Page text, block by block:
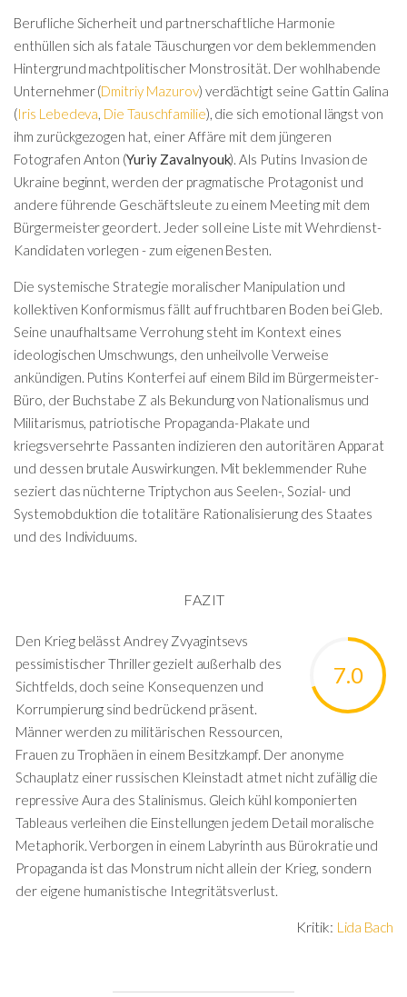
Berufliche Sicherheit und partnerschaftliche Harmonie
enthüllen sich als fatale Täuschungen vor dem beklemmenden
Hintergrund machtpolitischer Monstrosität. Der wohlhabende
Unternehmer (Dmitriy Mazurov) verdächtigt seine Gattin Galina
(Iris Lebedeva Die Tauschfamilie), die sich emotional längst von
ihm zurückgezogen hat, einer Affäre mit dem jüngeren
Fotografen Anton (Yuriy Zavalnyouk). Als Putins Invasion de
Ukraine beginnt, werden der pragmatische Protagonist und
andere führende Geschäftsleute zu einem Meeting mit dem
Bürgermeister geordert. Jeder soll eine Liste mit Wehrdienst-
Kandidaten vorlegen - zum eigenen Besten.
Die systemische Strategie moralischer Manipulation und
kollektiven Konformismus fällt auf fruchtbaren Boden bei Gleb.
Seine unaufhaltsame Verrohung steht im Kontext eines
ideologischen Umschwungs, den unheilvolle Verweise
ankündigen. Putins Konterfei auf einem Bild im Bürgermeister-
Büro, der Buchstabe Z als Bekundung von Nationalismus und
Militarismus, patriotische Propaganda-Plakate und
kriegsversehrte Passanten indizieren den autoritären Apparat
und dessen brutale Auswirkungen. Mit beklemmender Ruhe
seziert das nüchterne Triptychon aus Seelen-, Sozial- und
Systemobduktion die totalitäre Rationalisierung des Staates
und des Individuums.
FAZIT
7.0
Den Krieg belässt Andrey Zvyagintsevs
pessimistischer Thriller gezielt außerhalb des
Sichtfelds, doch seine Konsequenzen und
Korrumpierung sind bedrückend präsent.
Männer werden zu militärischen Ressourcen,
Frauen zu Trophäen in einem Besitzkampf. Der anonyme
Schauplatz einer russischen Kleinstadt atmet nicht zufällig die
repressive Aura des Stalinismus. Gleich kühl komponierten
Tableaus verleihen die Einstellungen jedem Detail moralische
Metaphorik. Verborgen in einem Labyrinth aus Bürokratie und
Propaganda ist das Monstrum nicht allein der Krieg, sondern
der eigene humanistische Integritätsverlust.
Kritik: Lida Bach